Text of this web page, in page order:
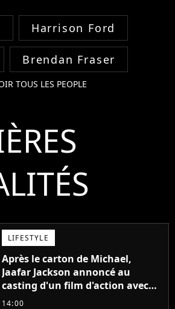
Harrison Ford
Brendan Fraser
TOUS LES PEOPLE
LIFESTYLE
Après le carton de Michael,
Jaafar Jackson annoncé au
casting d'un film d'action avec
Will Smith
14:00